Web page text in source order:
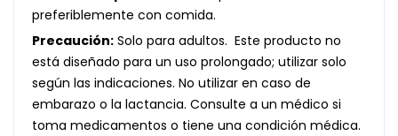
preferiblemente con comida.
Precaución: Solo para adultos. Este producto no
está diseñado para un uso prolongado; utilizar solo
según las indicaciones. No utilizar en caso de
embarazo o la lactancia. Consulte a un médico si
toma medicamentos o tiene una condición médica.